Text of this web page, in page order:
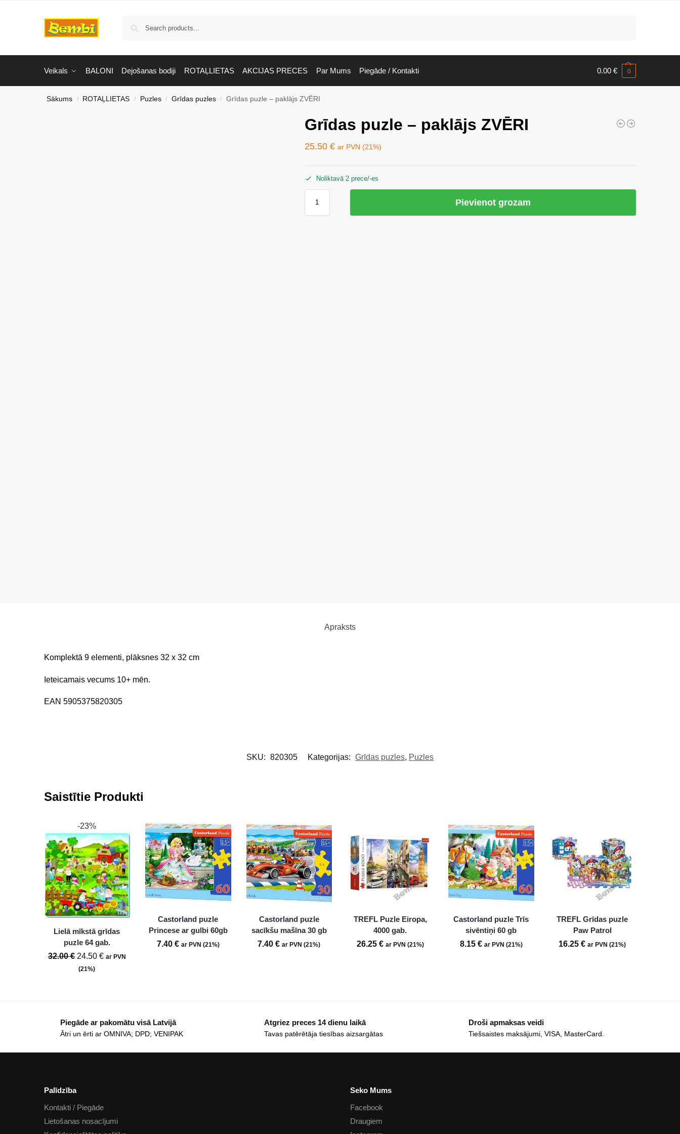
Veikals BALONI Dejošanas bodiji ROTAĻLIETAS AKCIJAS PRECES Par Mums Piegāde / Kontakti 0.00 € 0
Sākums / ROTAĻLIETAS / Puzles / Grīdas puzles / Grīdas puzle – paklājs ZVĒRI
Grīdas puzle – paklājs ZVĒRI
25.50 € ar PVN (21%)
Noliktavā 2 prece/-es
Pievienot grozam
Apraksts
Komplektā 9 elementi, plāksnes 32 x 32 cm
Ieteicamais vecums 10+ mēn.
EAN 5905375820305
SKU: 820305 Kategorijas: Grīdas puzles, Puzles
Saistītie Produkti
-23%
Lielā mīkstā grīdas
puzle 64 gab.
32.00€ 24.50 € ar PVN
(21%)
Castorland puzle
Princese ar gulbi 60gb
7.40 € ar PVN (21%)
Castorland puzle
sacīkšu mašīna 30 gb
7.40€ ar PVN (21%)
TREFL Puzle Eiropa,
4000 gab.
26.25 € ar PVN (21%)
Castorland puzle Trīs
sivēntiņi 60 gb
8.15 € ar PVN (21%)
TREFL Grīdas puzle
Paw Patrol
16.25€ ar PVN (21%)
Piegāde ar pakomātu visā Latvijā
Ātri un ērti ar OMNIVA; DPD; VENIPAK
Atgriez preces 14 dienu laikā
Tavas patērētāja tiesības aizsargātas
Droši apmaksas veidi
Tiešsaistes maksājumi, VISA, MasterCard.
Palīdzība
Kontakti / Piegāde
Lietošanas nosacījumi
Seko Mums
Facebook
Draugiem